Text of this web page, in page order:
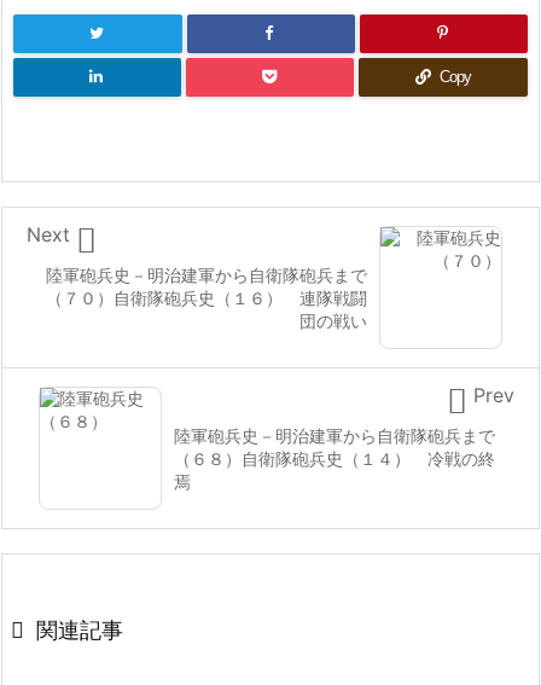
Copy
陸軍砲兵史－明治建軍から自衛隊砲兵まで
（７０）自衛隊砲兵史（１６） 連隊戦闘
団の戦い

Next
陸軍砲兵史－明治建軍から自衛隊砲兵まで
（６８）自衛隊砲兵史（１４） 冷戦の終
焉
 Prev
 関連記事